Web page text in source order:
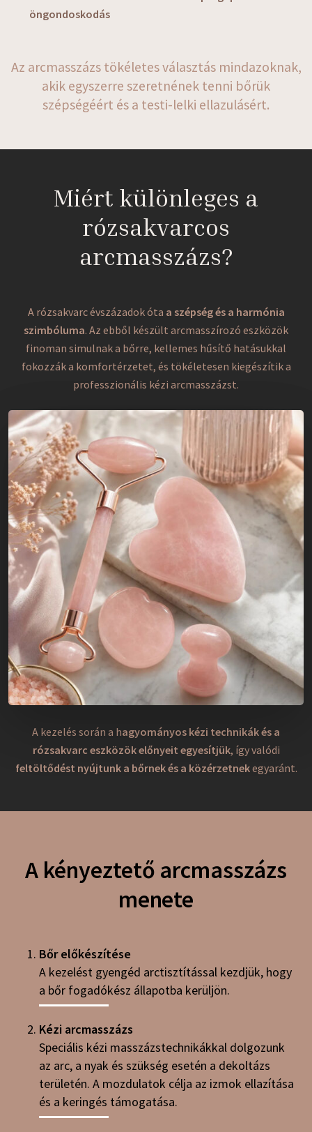
öngondoskodás
Az arcmasszázs tökéletes választás mindazoknak,
akik egyszerre szeretnének tenni bőrük
szépségéért és a testi-lelki ellazulásért.
Miért különleges a
rózsakvarcos
arcmasszázs?
A rózsakvarc évszázadok óta a szépség és a harmónia
szimbóluma. Az ebből készült arcmasszírozó eszközök
finoman simulnak a bőrre, kellemes hűsítő hatásukkal
fokozzák a komfortérzetet, és tökéletesen kiegészítik a
professzionális kézi arcmasszázst.
A kezelés során a hagyományos kézi technikák és a
rózsakvarc eszközök előnyeit egyesítjük, így valódi
feltöltődést nyújtunk a bőrnek és a közérzetnekegyaránt.
A kényeztető arcmasszázs
menete
Bőr előkészítése
A kezelést gyengéd arctisztítással kezdjük, hogy
a bőr fogadókész állapotba kerüljön.
Kézi arcmasszázs
Speciális kézi masszázstechnikákkal dolgozunk
az arc, a nyak és szükség esetén a dekoltázs
területén. A mozdulatok célja az izmok ellazítása
és a keringés támogatása.